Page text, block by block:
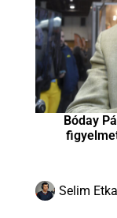
Bóday
Selim